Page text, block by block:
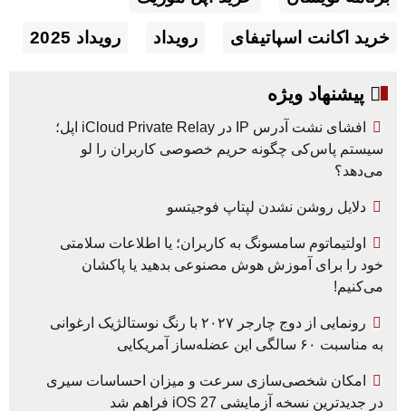
خرید اکانت اسپاتیفای رویداد رویداد 2025
پیشنهاد ویژه
افشای نشت آدرس IP در iCloud Private Relay اپل؛
سیستم پاس‌کی چگونه حریم خصوصی کاربران را لو
می‌دهد؟
دلایل روشن نشدن لپتاپ فوجیتسو
اولتیماتوم سامسونگ به کاربران؛ یا اطلاعات سلامتی
خود را برای آموزش هوش مصنوعی بدهید یا پاکشان
می‌کنیم!
رونمایی از دوج چارجر ۲۰۲۷ با رنگ نوستالژیک ارغوانی
به مناسبت ۶۰ سالگی این عضله‌ساز آمریکایی
امکان شخصی‌سازی سرعت و میزان احساسات سیری
در جدیدترین نسخه آزمایشی iOS 27 فراهم شد